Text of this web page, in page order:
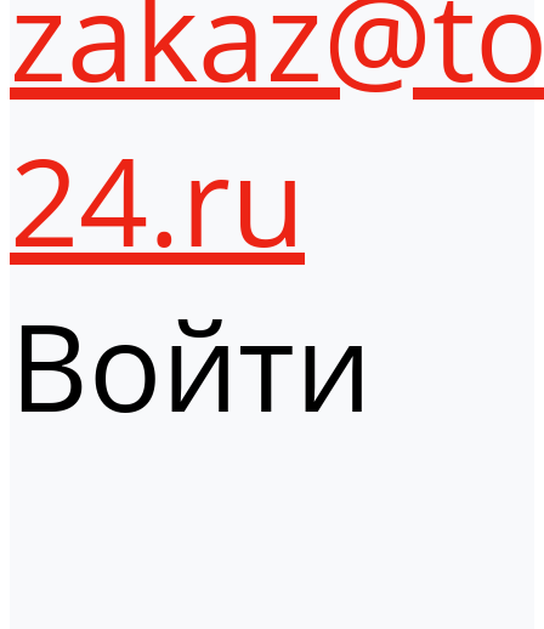
24.ru
Войти